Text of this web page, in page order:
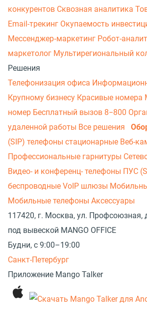
конкурентов Сквозная аналитика
Email-трекинг Окупаемость
Мессенджер‑маркетинг Робот-
маркетолог Мультирегиональный
Решения
Телефонизация офиса
Крупному бизнесу Красивые номера
номер Бесплатный вызов 8−800
удаленной работы Все решения
(SIP) телефоны стационарные Веб-
Профессиональные гарнитуры
Видео- и конференц- телефоны ПУС
беспроводные VoIP шлюзы
Мобильные телефоны Аксессуары
117420, г. Москва, ул. Профсоюзная,
под вывеской MANGO OFFICE
Будни, с 9:00–19:00
Санкт-Петербург
Приложение Mango Talker